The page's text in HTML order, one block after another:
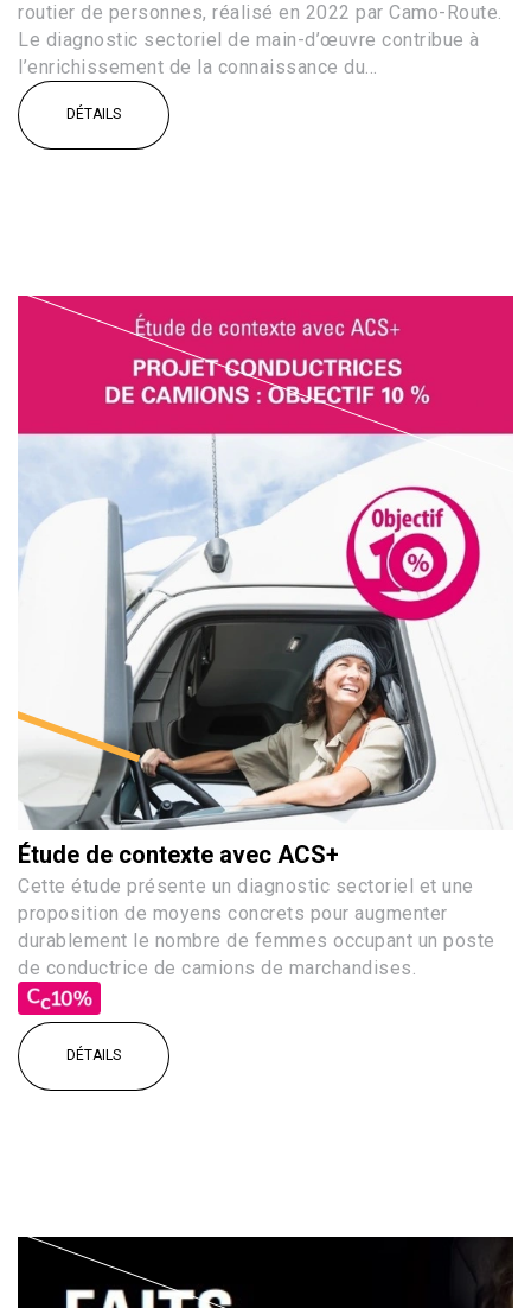
routier de personnes, réalisé en 2022 par Camo-Route.
Le diagnostic sectoriel de main-d’œuvre contribue à
l’enrichissement de la connaissance du...
DÉTAILS
Étude de contexte avec ACS+
Cette étude présente un diagnostic sectoriel et une
proposition de moyens concrets pour augmenter
durablement le nombre de femmes occupant un poste
de conductrice de camions de marchandises.
DÉTAILS